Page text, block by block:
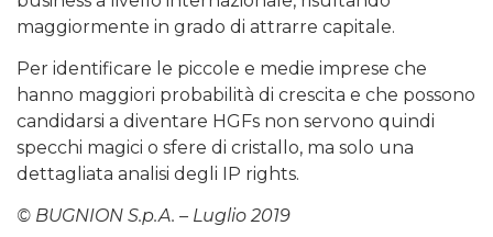
maggiormente in grado di attrarre capitale.
Per identificare le piccole e medie imprese che
hanno maggiori probabilità di crescita e che possono
candidarsi a diventare HGFs non servono quindi
specchi magici o sfere di cristallo, ma solo una
dettagliata analisi degli IP rights.
© BUGNION S.p.A. – Luglio 2019